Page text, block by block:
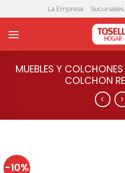
to
content
La Empresa Sucursales
MUEBLES Y COLCHONES
COLCHON
-10%